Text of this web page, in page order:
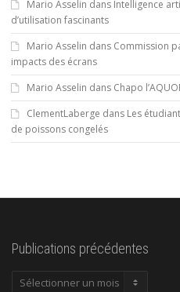
Mario Asselin dans Intelligence
d’utilisation fascinants
Mario Asselin dans Commission
impacts des écrans
Mario Asselin dans Chapo
ClementLaberge dans Les
de poissons congelés
Publications précédentes
Publications